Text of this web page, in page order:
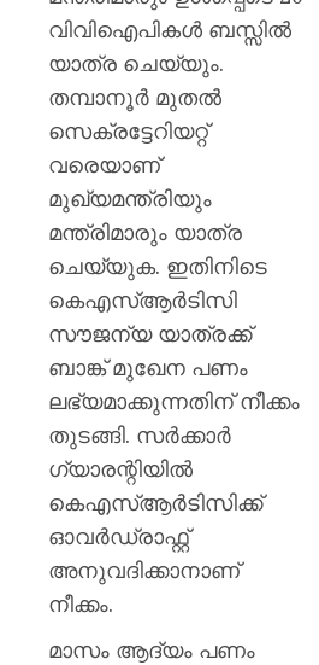
വിവിഐപികള്‍ ബസ്സില്‍
യാത്ര ചെയ്യും.
തമ്പാനൂര്‍ മുതല്‍
സെക്രട്ടേറിയറ്റ്
വരെയാണ്
മുഖ്യമന്ത്രിയും
മന്ത്രിമാരും യാത്ര
ചെയ്യുക. ഇതിനിടെ
കെഎസ്ആര്‍ടിസി
സൗജന്യ യാത്രക്ക്
ബാങ്ക് മുഖേന പണം
ലഭ്യമാക്കുന്നതിന് നീക്കം
തുടങ്ങി. സര്‍ക്കാര്‍
ഗ്യാരന്റിയില്‍
കെഎസ്ആര്‍ടിസിക്ക്
ഓവര്‍ഡ്രാഫ്റ്റ്
അനുവദിക്കാനാണ്
നീക്കം.
മാസം ആദ്യം പണം